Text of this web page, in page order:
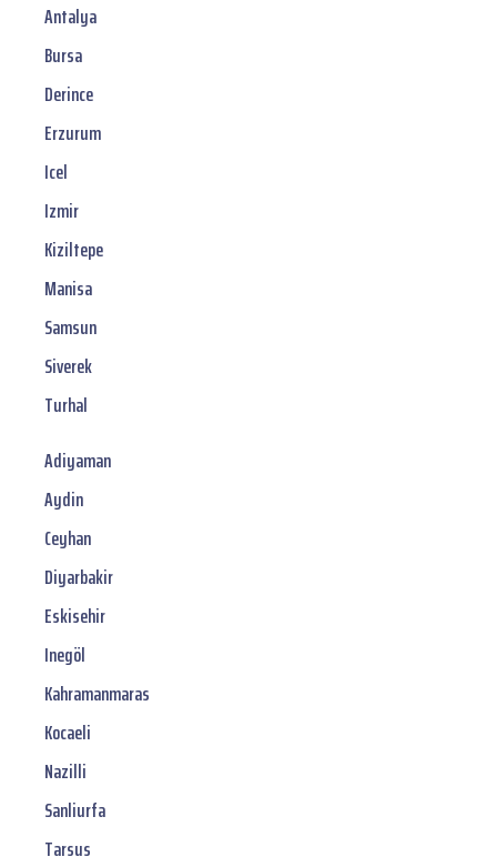
Antalya
Bursa
Derince
Erzurum
Icel
Izmir
Kiziltepe
Manisa
Samsun
Siverek
Turhal
Adiyaman
Aydin
Ceyhan
Diyarbakir
Eskisehir
Inegöl
Kahramanmaras
Kocaeli
Nazilli
Sanliurfa
Tarsus